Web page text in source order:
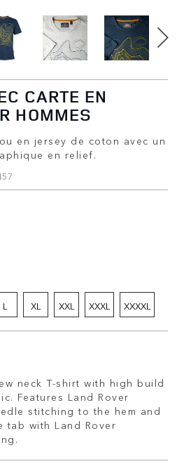
CARTE EN
HOMMES
en jersey de coton avec un
en relief.
L XL XXL XXXL XXXXL
neck T-shirt with high build
Features Land Rover
stitching to the hem and
tab with Land Rover